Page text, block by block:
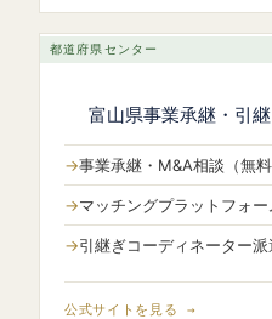
都道府県センター
富山県事業承継・引
事業承継・M&A相談（無料
マッチングプラットフォ
引継ぎコーディネーター派
公式サイトを見る →